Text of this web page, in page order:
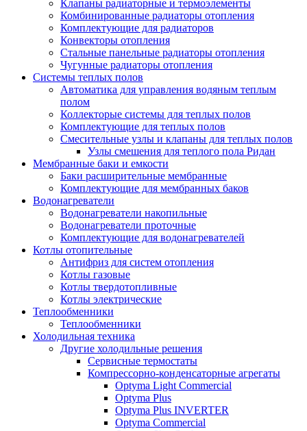
Клапаны радиаторные и термоэлементы
Комбинированные радиаторы отопления
Комплектующие для радиаторов
Конвекторы отопления
Стальные панельные радиаторы отопления
Чугунные радиаторы отопления
Системы теплых полов
Автоматика для управления водяным теплым
полом
Коллекторые системы для теплых полов
Комплектующие для теплых полов
Смесительные узлы и клапаны для теплых полов
Узлы смешения для теплого пола Ридан
Мембранные баки и емкости
Баки расширительные мембранные
Комплектующие для мембранных баков
Водонагреватели
Водонагреватели накопильные
Водонагреватели проточные
Комплектующие для водонагревателей
Котлы отопительные
Антифриз для систем отопления
Котлы газовые
Котлы твердотопливные
Котлы электрические
Теплообменники
Теплообменники
Холодильная техника
Другие холодильные решения
Сервисные термостаты
Компрессорно-конденсаторные агрегаты
Optyma Light Commercial
Optyma Plus
Optyma Plus INVERTER
Optyma Commercial